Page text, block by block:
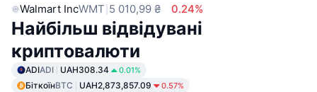
Walmart IncWMT 5 010,99 ₴ 0.24%
Найбільш відвідувані
криптовалюти
ADIADI UAH308.34 0.01%
БіткоїнBTC UAH2,873,857.09 0.57%